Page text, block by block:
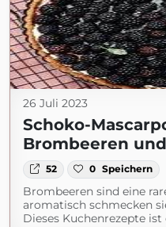
26 Juli 2023
Schoko-
Brombeeren
52 0 Speichern
Brombeeren sind eine
aromatisch schmecken
Dieses Kuchenrezepte